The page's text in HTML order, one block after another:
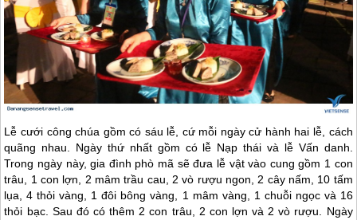
Lễ cưới công chúa gồm có sáu lễ, cứ mỗi ngày cử hành hai lễ, cách
quãng nhau. Ngày thứ nhất gồm có lễ Nạp thái và lễ Vấn danh.
Trong ngày này, gia đình phò mã sẽ đưa lễ vật vào cung gồm 1 con
trâu, 1 con lợn, 2 mâm trầu cau, 2 vò rượu ngon, 2 cây nấm, 10 tấm
lụa, 4 thỏi vàng, 1 đôi bông vàng, 1 mâm vàng, 1 chuỗi ngọc và 16
thỏi bạc. Sau đó có thêm 2 con trâu, 2 con lợn và 2 vò rượu. Ngày